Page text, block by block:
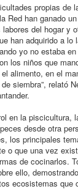
propias de
Red han ganado
del hogar y
han adquirido a lo
yo no estaba
los niños que
alimento, en el
siembra”, relató
en la piscicultura,
desde otra
los principales
o que una vez
de cocinarlos.
ello,
ecosistemas que